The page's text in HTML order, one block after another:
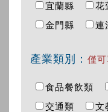
宜蘭縣
花
金門縣
連
產業類別： 僅
食品餐飲類
交通類
文